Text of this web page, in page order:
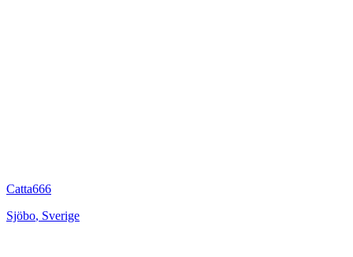
Catta666
Sjöbo, Sverige